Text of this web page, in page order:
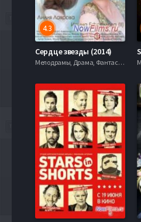
4.3
Сердце звезды (2014)
Мелодрамы, Драма, Фантастика